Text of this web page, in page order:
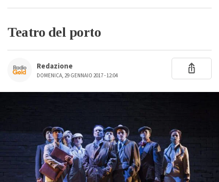
Teatro del porto
Redazione
DOMENICA, 29 GENNAIO 2017 - 12:04